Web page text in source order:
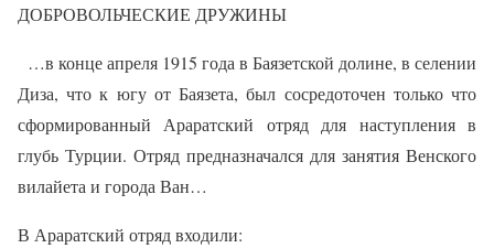
ДОБРОВОЛЬЧЕСКИЕ ДРУЖИНЫ
…в конце апреля 1915 года в Баязетской долине, в селении
Диза, что к югу от Баязета, был сосредоточен только что
сформированный Араратский отряд для наступления в
глубь Турции. Отряд предназначался для занятия Венского
вилайета и города Ван…
В Араратский отряд входили: